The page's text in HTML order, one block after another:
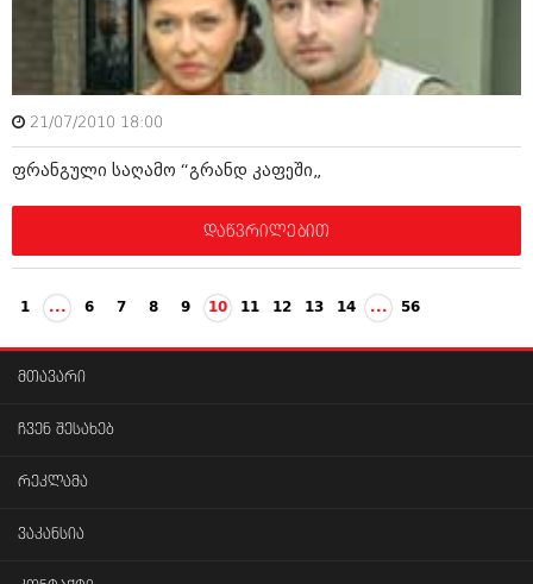
21/07/2010 18:00
ფრანგული საღამო “გრანდ კაფეში„
დაწვრილებით
1 ... 6 7 8 9 10 11 12 13 14 ... 56
მთავარი
ჩვენ შესახებ
რეკლამა
ვაკანსია